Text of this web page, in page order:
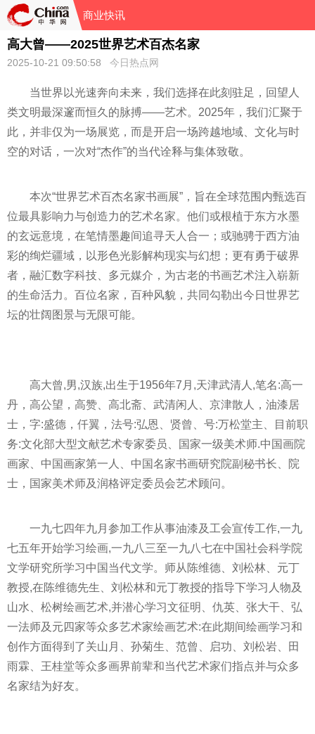
商业快讯
高大曾——2025世界艺术百杰名家
2025-10-21 09:50:58 今日热点网
当世界以光速奔向未来，我们选择在此刻驻足，回望人
类文明最深邃而恒久的脉搏——艺术。2025年，我们汇聚于
此，并非仅为一场展览，而是开启一场跨越地域、文化与时
空的对话，一次对“杰作”的当代诠释与集体致敬。
本次“世界艺术百杰名家书画展”，旨在全球范围内甄选百
位最具影响力与创造力的艺术名家。他们或根植于东方水墨
的玄远意境，在笔情墨趣间追寻天人合一；或驰骋于西方油
彩的绚烂疆域，以形色光影解构现实与幻想；更有勇于破界
者，融汇数字科技、多元媒介，为古老的书画艺术注入崭新
的生命活力。百位名家，百种风貌，共同勾勒出今日世界艺
坛的壮阔图景与无限可能。
高大曾,男,汉族,出生于1956年7月,天津武清人,笔名:高一
丹，高公望，高赞、高北斋、武清闲人、京津散人，油漆居
士，字:盛德，仟翼，法号:弘恩、贤曾、号:万松堂主、目前职
务:文化部大型文献艺术专家委员、国家一级美术师.中国画院
画家、中国画家第一人、中国名家书画研究院副秘书长、院
士，国家美术师及润格评定委员会艺术顾问。
一九七四年九月参加工作从事油漆及工会宣传工作,一九
七五年开始学习绘画,一九八三至一九八七在中国社会科学院
文学研究所学习中国当代文学。师从陈维德、刘松林、元丁
教授,在陈维德先生、刘松林和元丁教授的指导下学习人物及
山水、松树绘画艺术,并潜心学习文征明、仇英、张大干、弘
一法师及元四家等众多艺术家绘画艺术:在此期间绘画学习和
创作方面得到了关山月、孙菊生、范曾、启功、刘松岩、田
雨霖、王桂堂等众多画界前辈和当代艺术家们指点并与众多
名家结为好友。